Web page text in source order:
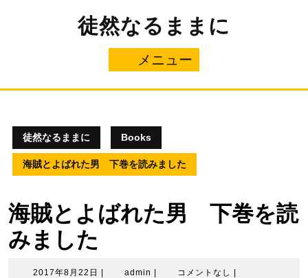
ス
徒然なるままに
メニュー
ニ
徒然なるままに Books
海賊とよばれた男 下巻を読みました
海賊とよばれた男 下巻を読
みました
2017年8月22日
2017 admin adminコメントなし